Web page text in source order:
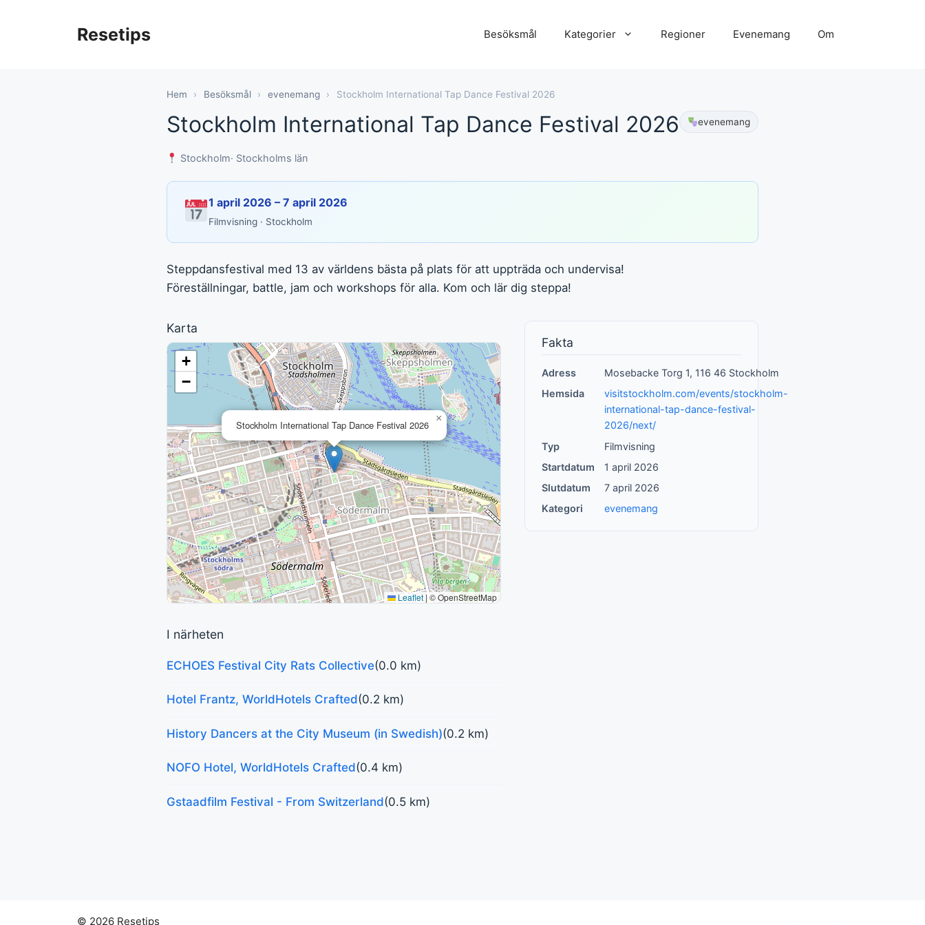
Resetips Besöksmål Kategorier Regioner Evenemang Om
Hem › Besöksmål › evenemang › Stockholm International Tap Dance Festival 2026
Stockholm International Tap Dance Festival 2026 evenemang
Stockholm· Stockholms län
1 april 2026 – 7 april 2026
Filmvisning · Stockholm
Steppdansfestival med 13 av världens bästa på plats för att uppträda och undervisa!
Föreställningar, battle, jam och workshops för alla. Kom och lär dig steppa!
Karta
Stockholm International Tap Dance Festival 2026
×
+
−
Leaflet | © OpenStreetMap
I närheten
ECHOES Festival City Rats Collective(0.0 km)
Hotel Frantz, WorldHotels Crafted(0.2 km)
History Dancers at the City Museum (in Swedish)(0.2 km)
NOFO Hotel, WorldHotels Crafted(0.4 km)
Gstaadfilm Festival - From Switzerland(0.5 km)
Fakta
Adress
Mosebacke Torg 1, 116 46 Stockholm
Hemsida
visitstockholm.com/events/stockholm-
international-tap-dance-festival-
2026/next/
Typ
Filmvisning
Startdatum
1 april 2026
Slutdatum
7 april 2026
Kategori
evenemang
© 2026 Resetips